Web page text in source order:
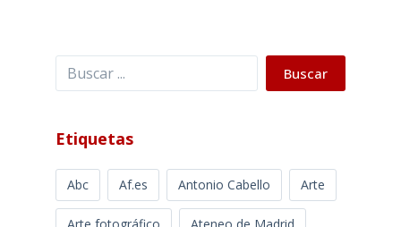
Buscar Buscar
Etiquetas
Abc Af.es Antonio Cabello Arte